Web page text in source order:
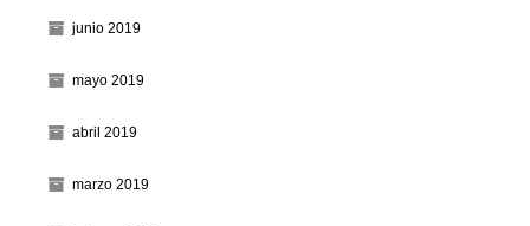
junio 2019
mayo 2019
abril 2019
marzo 2019